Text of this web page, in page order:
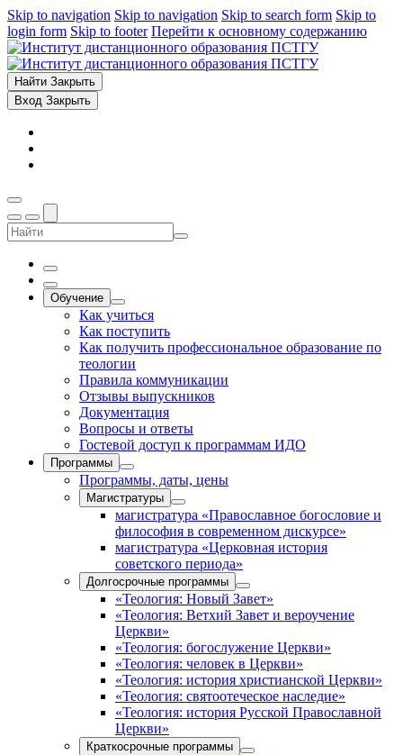
Skip to navigation Skip to navigation Skip to search form Skip to
login form Skip to footer Перейти к основному содержанию
Найти Закрыть
Вход Закрыть
Обучение
Как учиться
Как поступить
Как получить профессиональное образование по
теологии
Правила коммуникации
Отзывы выпускников
Документация
Вопросы и ответы
Гостевой доступ к программам ИДО
Программы
Программы, даты, цены
Магистратуры
магистратура «Православное богословие и
философия в современном дискурсе»
магистратура «Церковная история
советского периода»
Долгосрочные программы
«Теология: Новый Завет»
«Теология: Ветхий Завет и вероучение
Церкви»
«Теология: богослужение Церкви»
«Теология: человек в Церкви»
«Теология: история христианской Церкви»
«Теология: святоотеческое наследие»
«Теология: история Русской Православной
Церкви»
Краткосрочные программы